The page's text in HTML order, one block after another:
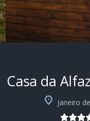
Casa da
Janeiro